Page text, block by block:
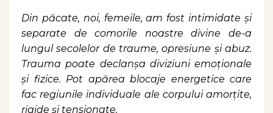
Din păcate, noi, femeile, am fost intimidate și
separate de comorile noastre divine de-a
lungul secolelor de traume, opresiune și abuz.
Trauma poate declanșa diviziuni emoționale
și fizice. Pot apărea blocaje energetice care
fac regiunile individuale ale corpului amorțite,
rigide și tensionate.